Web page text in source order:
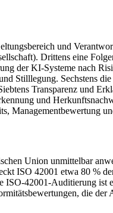
und
Drittens eine
der KI-Systeme nach
Stilllegung. Sechstens
Transparenz und
und
Managementbewertung
Union unmittelbar
ISO 42001 etwa 80 %
42001-Auditierung ist
die der